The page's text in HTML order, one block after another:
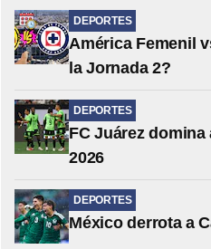
DEPORTES
América Femenil
la Jornada 2?
DEPORTES
FC Juárez
2026
DEPORTES
México derrota a